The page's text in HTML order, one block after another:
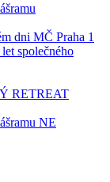
dni MČ Praha 1
společného
RETREAT
NE